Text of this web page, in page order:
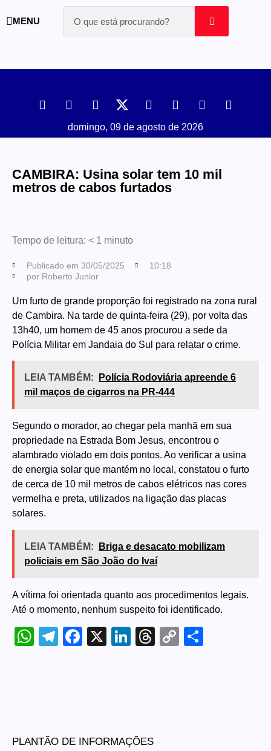
MENU
domingo, 09 de agosto de 2026
CAMBIRA: Usina solar tem 10 mil
metros de cabos furtados
Tempo de leitura: < 1 minuto
Publicado em 30/05/2025
10:18
por Roberto Junior
Um furto de grande proporção foi registrado na zona rural
de Cambira. Na tarde de quinta-feira (29), por volta das
13h40, um homem de 45 anos procurou a sede da
Polícia Militar em Jandaia do Sul para relatar o crime.
LEIA TAMBÉM:
Polícia Rodoviária apreende 6
mil maços de cigarros na PR-444
Segundo o morador, ao chegar pela manhã em sua
propriedade na Estrada Bom Jesus, encontrou o
alambrado violado em dois pontos. Ao verificar a usina
de energia solar que mantém no local, constatou o furto
de cerca de 10 mil metros de cabos elétricos nas cores
vermelha e preta, utilizados na ligação das placas
solares.
LEIA TAMBÉM:
Briga e desacato mobilizam
policiais em São João do Ivaí
A vítima foi orientada quanto aos procedimentos legais.
Até o momento, nenhum suspeito foi identificado.
WhatsApp
Telegram
Facebook
X LinkedIn
Threads
Copy
PLANTÃO DE INFORMAÇÕES